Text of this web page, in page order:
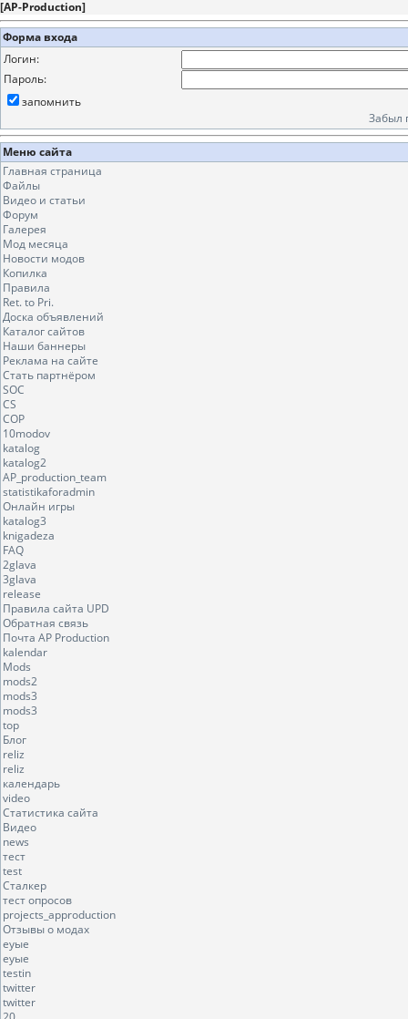
[AP-Production]
Форма входа
Логин:
Пароль:
запомнить
Забыл
Меню сайта
Главная страница
Файлы
Видео и статьи
Форум
Галерея
Мод месяца
Новости модов
Копилка
Правила
Ret. to Pri.
Доска объявлений
Каталог сайтов
Наши баннеры
Реклама на сайте
Стать партнёром
SOC
CS
COP
10modov
katalog
katalog2
AP_production_team
statistikaforadmin
Онлайн игры
katalog3
knigadeza
FAQ
2glava
3glava
release
Правила сайта UPD
Обратная связь
Почта AP Production
kalendar
Mods
mods2
mods3
mods3
top
Блог
reliz
reliz
календарь
video
Статистика сайта
Видео
news
тест
test
Сталкер
тест опросов
projects_approduction
Отзывы о модах
еуые
еуые
testin
twitter
twitter